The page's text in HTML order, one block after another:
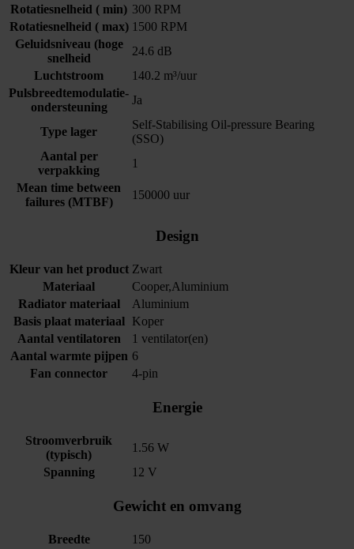
Rotatiesnelheid ( min) 300 RPM
Rotatiesnelheid ( max) 1500 RPM
Geluidsniveau (hoge
snelheid
24.6 dB
Luchtstroom
140.2 m³/uur
Pulsbreedtemodulatie-
ondersteuning
Ja
Type lager
Self-Stabilising Oil-pressure Bearing
(SSO)
Aantal per
verpakking
1
Mean time between
failures (MTBF)
150000 uur
Design
Kleur van het product Zwart
Materiaal
Cooper,Aluminium
Radiator materiaal
Aluminium
Basis plaat materiaal
Koper
Aantal ventilatoren
1 ventilator(en)
Aantal warmte pijpen 6
Fan connector
4-pin
Energie
Stroomverbruik
(typisch)
1.56 W
Spanning
12 V
Gewicht en omvang
Breedte
150